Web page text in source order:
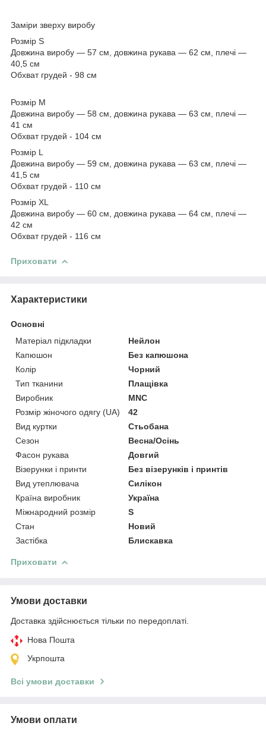
Заміри зверху виробу
Розмір S
Довжина виробу — 57 см, довжина рукава — 62 см, плечі —
40,5 см
Обхват грудей - 98 см
Розмір М
Довжина виробу — 58 см, довжина рукава — 63 см, плечі —
41 см
Обхват грудей - 104 см
Розмір L
Довжина виробу — 59 см, довжина рукава — 63 см, плечі —
41,5 см
Обхват грудей - 110 см
Розмір XL
Довжина виробу — 60 см, довжина рукава — 64 см, плечі —
42 см
Обхват грудей - 116 см
Приховати
Характеристики
Основні
Матеріал підкладки
Нейлон
Капюшон
Без капюшона
Колір
Чорний
Тип тканини
Плащівка
Виробник
MNC
Розмір жіночого одягу (UA)
42
Вид куртки
Стьобана
Сезон
Весна/Осінь
Фасон рукава
Довгий
Візерунки і принти
Без візерунків і принтів
Вид утеплювача
Силікон
Країна виробник
Україна
Міжнародний розмір
S
Стан
Новий
Застібка
Блискавка
Приховати
Умови доставки
Доставка здійснюється тільки по передоплаті.
Нова Пошта
Укрпошта
Всі умови доставки
Умови оплати